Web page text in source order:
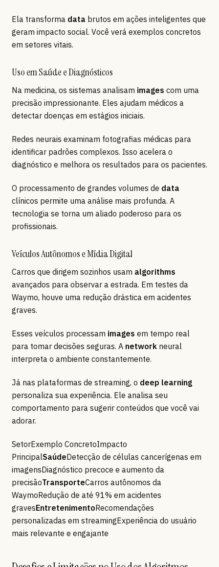
Ela transforma data brutos em ações inteligentes que
geram impacto social. Você verá exemplos concretos
em setores vitais.
Uso em Saúde e Diagnósticos
Na medicina, os sistemas analisam images com uma
precisão impressionante. Eles ajudam médicos a
detectar doenças em estágios iniciais.
Redes neurais examinam fotografias médicas para
identificar padrões complexos. Isso acelera o
diagnóstico e melhora os resultados para os pacientes.
O processamento de grandes volumes de data
clínicos permite uma análise mais profunda. A
tecnologia se torna um aliado poderoso para os
profissionais.
Veículos Autônomos e Mídia Digital
Carros que dirigem sozinhos usam algorithms
avançados para observar a estrada. Em testes da
Waymo, houve uma redução drástica em acidentes
graves.
Esses veículos processam images em tempo real
para tomar decisões seguras. A network neural
interpreta o ambiente constantemente.
Já nas plataformas de streaming, o deep learning
personaliza sua experiência. Ele analisa seu
comportamento para sugerir conteúdos que você vai
adorar.
SetorExemplo ConcretoImpacto
PrincipalSaúdeDetecção de células cancerígenas em
imagensDiagnóstico precoce e aumento da
precisãoTransporteCarros autônomos da
WaymoRedução de até 91% em acidentes
gravesEntretenimentoRecomendações
personalizadas em streamingExperiência do usuário
mais relevante e engajante